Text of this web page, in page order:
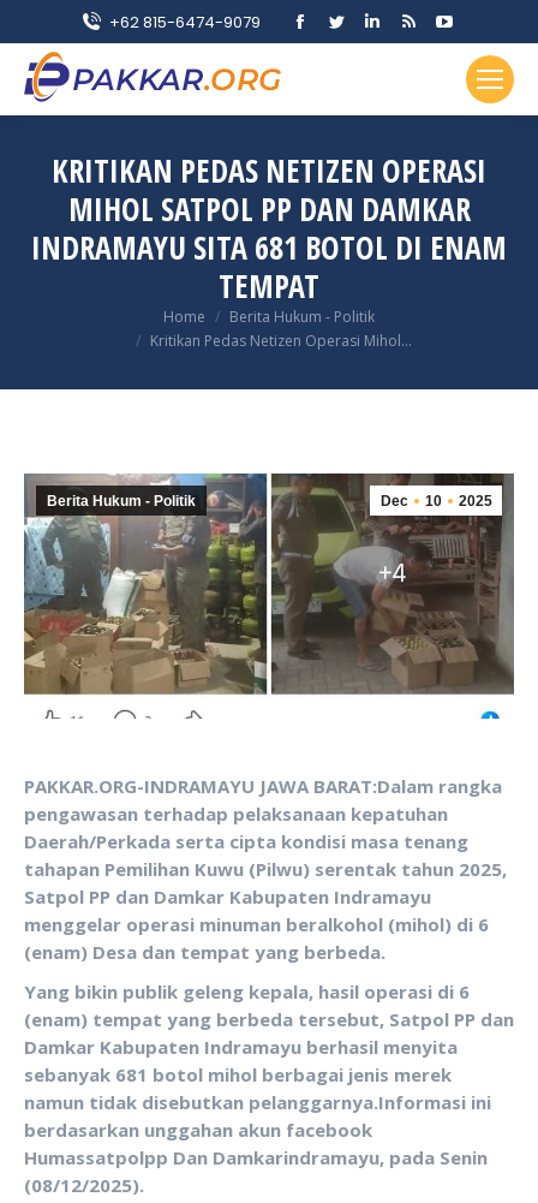
+62 815-6474-9079
Facebook
in
window
Twitter
in
window
Linkedin
in
window
Rss
opens
in
window
YouTube
page
opens
in
window
KRITIKAN PEDAS NETIZEN OPERASI
MIHOL SATPOL PP DAN DAMKAR
INDRAMAYU SITA 681 BOTOL DI ENAM
TEMPAT
Home
Berita Hukum - Politik
Kritikan Pedas Netizen Operasi Mihol…
Dec 10 2025
Berita Hukum - Politik
PAKKAR.ORG-INDRAMAYU JAWA BARAT:Dalam rangka
pengawasan terhadap pelaksanaan kepatuhan
Daerah/Perkada serta cipta kondisi masa tenang
tahapan Pemilihan Kuwu (Pilwu) serentak tahun 2025,
Satpol PP dan Damkar Kabupaten Indramayu
menggelar operasi minuman beralkohol (mihol) di 6
(enam) Desa dan tempat yang berbeda.
Yang bikin publik geleng kepala, hasil operasi di 6
(enam) tempat yang berbeda tersebut, Satpol PP dan
Damkar Kabupaten Indramayu berhasil menyita
sebanyak 681 botol mihol berbagai jenis merek
namun tidak disebutkan pelanggarnya.Informasi ini
berdasarkan unggahan akun facebook
Humassatpolpp Dan Damkarindramayu, pada Senin
(08/12/2025).